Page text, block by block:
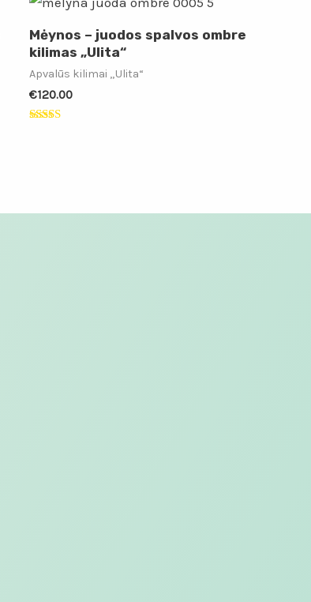
Mėynos – juodos spalvos ombre
kilimas „Ulita“
Apvalūs kilimai „Ulita“
€120.00